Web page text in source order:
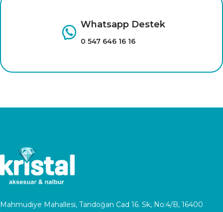
Whatsapp Destek
0 547 646 16 16
Mahmudiye Mahallesi, Tandoğan Cad 16. Sk, No:4/B, 16400